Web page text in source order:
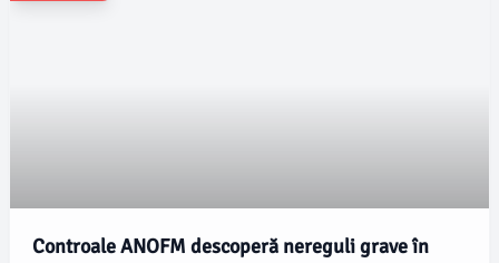
Controale ANOFM descoperă nereguli grave în